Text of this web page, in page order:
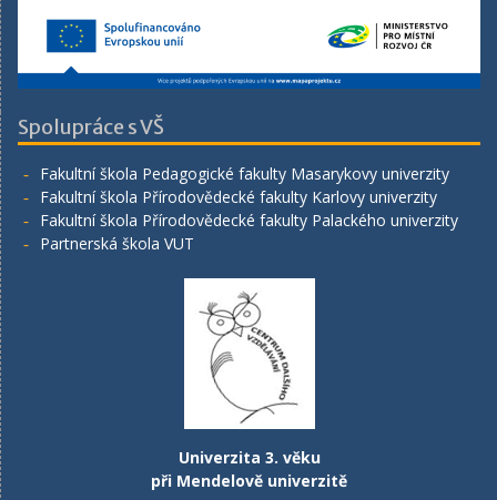
Spolupráce s VŠ
Fakultní škola Pedagogické fakulty Masarykovy univerzity
Fakultní škola Přírodovědecké fakulty Karlovy univerzity
Fakultní škola Přírodovědecké fakulty Palackého univerzity
Partnerská škola VUT
Univerzita 3. věku
při Mendelově univerzitě